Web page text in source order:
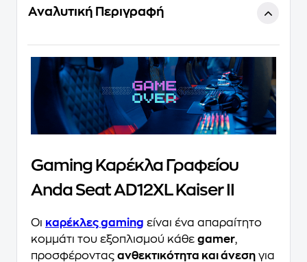
Αναλυτική Περιγραφή
Gaming Καρέκλα Γραφείου
Anda Seat AD12XL Kaiser II
Οι καρέκλες gaming είναι ένα απαραίτητο
κομμάτι του εξοπλισμού κάθε gamer,
προσφέροντας ανθεκτικότητα και άνεση για